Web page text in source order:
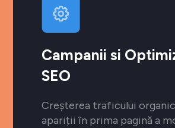
Campanii si
SEO
Creșterea traficului
apariții în prima pagină a